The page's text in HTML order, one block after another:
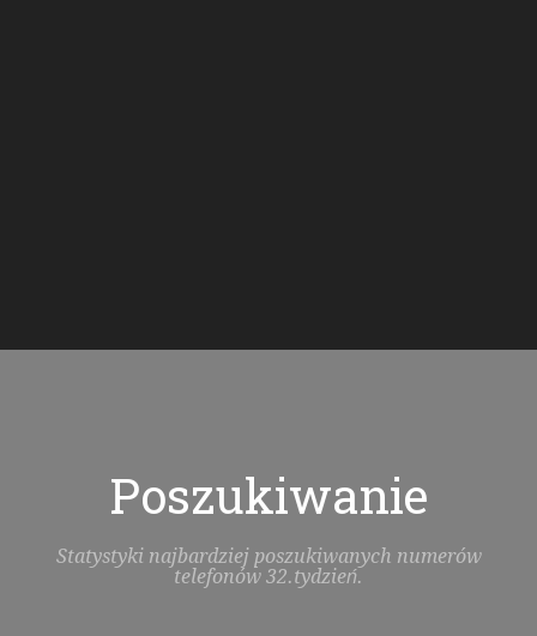
Poszukiwanie
Statystyki najbardziej poszukiwanych numerów
telefonów 32.tydzień.